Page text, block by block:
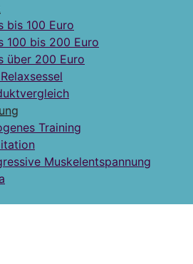
bis 100 Euro
100 bis 200 Euro
über 200 Euro
Training
Muskelentspannung